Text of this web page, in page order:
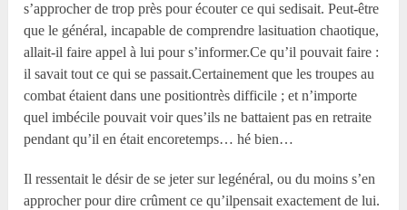
s’approcher de trop près pour écouter ce qui sedisait. Peut-être
que le général, incapable de comprendre lasituation chaotique,
allait-il faire appel à lui pour s’informer.Ce qu’il pouvait faire :
il savait tout ce qui se passait.Certainement que les troupes au
combat étaient dans une positiontrès difficile ; et n’importe
quel imbécile pouvait voir ques’ils ne battaient pas en retraite
pendant qu’il en était encoretemps… hé bien…
Il ressentait le désir de se jeter sur legénéral, ou du moins s’en
approcher pour dire crûment ce qu’ilpensait exactement de lui.